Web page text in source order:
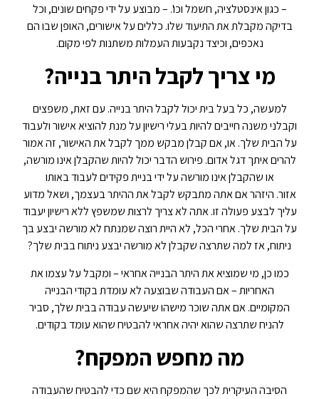
– כגון אינסטלציה, חשמל וכו'. – מבוצע על ידי פקחים שונים, וכל
בדיקה מקבלת את התיעוד שלו. כללים על אישורים, האופן שבו הם
נאכפים, וכיצד נקבעות העמלות משתנות לפי מקום.
מי צריך לקבל היתר בנייה?
למעשה, כל בעל בית יכול לקבל היתר בנייה. עם זאת, משפצים
וקבלני משנה חייבים להיות בעלי רישיון על מנת להוציא אישור ולעבוד
על הבית שלך. או, אם קבלן מבקש ממך לקבל את האישור, זה אמור
להרים איתך דגל אדום. פירוש הדבר יכול להיות שהקבלן אינו מורשה,
או שהקבלן אינו מורשה על ידי בניית פקידים לעבוד באותו
אזור. היזהר אם אתה מתבקש לקבל את ההיתר בעצמך, ושאל מדוע
עליך לבצע פעולה זו. אתה לא צריך לרצות שמשפץ ללא רישיון יעבוד
על הבית שלך. אחרי הכל, לא היית רוצה שמנתח לא מורשה יבצע בך
ניתוח, אז למה שתרצה שקבלן לא מורשה יבצע ניתוח בבית שלך?
כמו כן, מי שמוציא את היתר הבנייה אחראי – ומקבל על עצמו את
האחריות – אם העבודה שבוצעה לא עומדת בקודי הבנייה
המקומיים. אם אתה שוכר מישהו שיעשה עבודה בבית שלך, סביר
להניח שתרצה שהוא יהיה אחראי להבטיח שהוא עומד בקודים.
מה מחפש המפקח?
הסיבה העיקרית לכך שהמפקח היא שם כדי להבטיח שהעבודה